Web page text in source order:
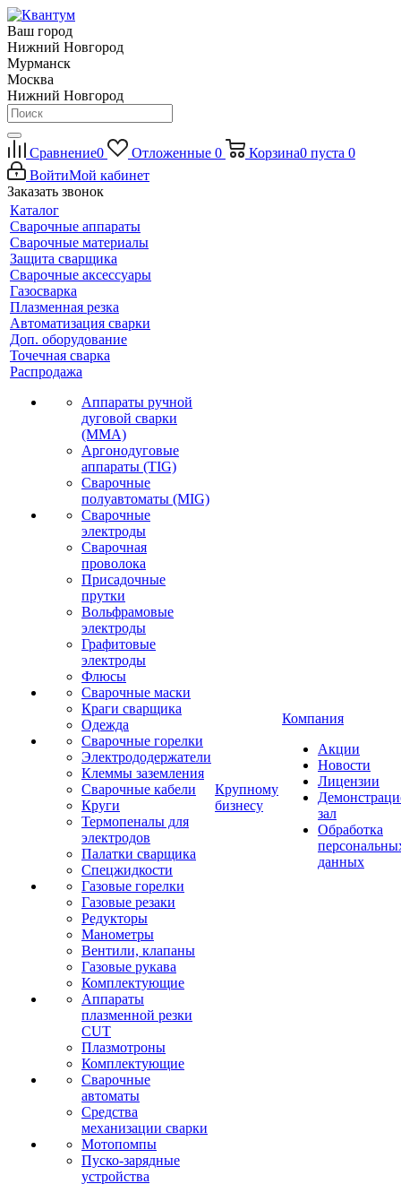
Ваш город
Нижний Новгород
Мурманск
Москва
Нижний Новгород
Сравнение0 Отложенные 0 Корзина0 пуста 0
ВойтиМой кабинет
Заказать звонок
Каталог
Сварочные аппараты
Сварочные материалы
Защита сварщика
Сварочные аксессуары
Газосварка
Плазменная резка
Автоматизация сварки
Доп. оборудование
Точечная сварка
Распродажа
Аппараты ручной
дуговой сварки
(MMA)
Аргонодуговые
аппараты (TIG)
Сварочные
полуавтоматы (MIG)
Сварочные
электроды
Сварочная
проволока
Присадочные
прутки
Вольфрамовые
электроды
Графитовые
электроды
Флюсы
Сварочные маски
Краги сварщика
Одежда
Сварочные горелки
Электрододержатели
Клеммы заземления
Сварочные кабели
Круги
Термопеналы для
электродов
Палатки сварщика
Спецжидкости
Газовые горелки
Газовые резаки
Редукторы
Манометры
Вентили, клапаны
Газовые рукава
Комплектующие
Аппараты
плазменной резки
CUT
Плазмотроны
Комплектующие
Сварочные
автоматы
Средства
механизации сварки
Мотопомпы
Пуско-зарядные
устройства
Крупному
бизнесу
Компания
Акции
Новости
Лицензии
зал
Обработка
данных